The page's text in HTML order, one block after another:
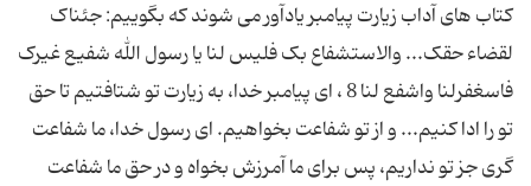
کتاب های آداب زیارت پیامبر یادآور می شوند که بگوییم: جئناک
لقضاء حقک... والاستشفاع بک فلیس لنا یا رسول الله شفیع غیرک
فاسغفرلنا واشفع لنا 8 ، ای پیامبر خدا، به زیارت تو شتافتیم تا حق
تو را ادا کنیم... و از تو شفاعت بخواهیم. ای رسول خدا، ما شفاعت
گری جز تو نداریم، پس برای ما آمرزش بخواه و در حق ما شفاعت